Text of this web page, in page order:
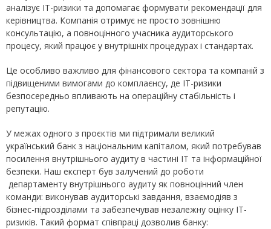
аналізує ІТ-ризики та допомагає формувати рекомендації для
керівництва. Компанія отримує не просто зовнішню
консультацію, а повноцінного учасника аудиторського
процесу, який працює у внутрішніх процедурах і стандартах.
Це особливо важливо для фінансового сектора та компаній з
підвищеними вимогами до комплаєнсу, де ІТ-ризики
безпосередньо впливають на операційну стабільність і
репутацію.
У межах одного з проєктів ми підтримали великий
український банк з національним капіталом, який потребував
посилення внутрішнього аудиту в частині ІТ та інформаційної
безпеки. Наш експерт був залучений до роботи
департаменту внутрішнього аудиту як повноцінний член
команди: виконував аудиторські завдання, взаємодіяв з
бізнес-підрозділами та забезпечував незалежну оцінку ІТ-
ризиків. Такий формат співпраці дозволив банку: